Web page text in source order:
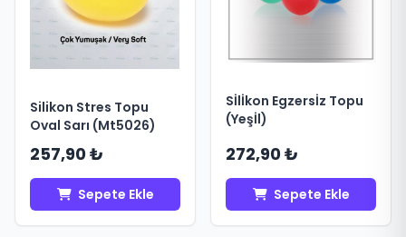
Silikon Stres Topu
Oval Sarı (Mt5026)
257,90 ₺
Sepete Ekle
Sİlİkon Egzersİz Topu
(Yeşİl)
272,90 ₺
Sepete Ekle